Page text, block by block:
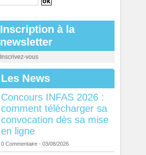
Inscription à la
newsletter
Inscrivez-vous
Les News
Concours INFAS 2026 :
comment télécharger sa
convocation dès sa mise
en ligne
0 Commentaire - 03/08/2026